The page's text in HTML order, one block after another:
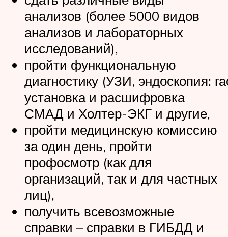
анализов (более 5000 видов
анализов и лабораторных
исследований),
пройти функциональную
диагностику (УЗИ, эндоскопия:
установка и расшифровка
СМАД и Холтер-ЭКГ и другие,
пройти медицинскую комиссию
за один день, пройти
профосмотр (как для
организаций, так и для частных
лиц),
получить всевозможные
справки – справки в ГИБДД и